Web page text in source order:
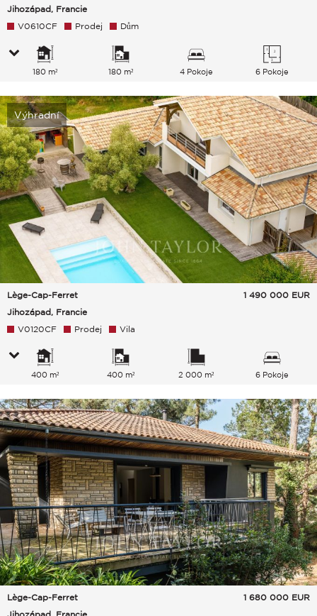
Jihozápad, Francie
V0610CF
Prodej Dům
180 m² 180 m² 4 Pokoje 6 Pokoje
Výhradní
Lège-Cap-Ferret
Jihozápad, Francie
1 490 000 EUR
V0120CF Prodej Vila
400 m² 400 m² 2 000 m² 6 Pokoje
Lège-Cap-Ferret
1 680 000 EUR